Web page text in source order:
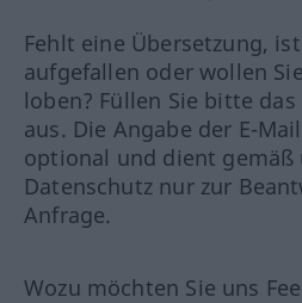
Fehlt eine Übersetzung,
aufgefallen oder wollen
loben? Füllen Sie bitte
aus. Die Angabe der E-
optional und dient gemäß
Datenschutz nur zur
Anfrage.
Wozu möchten Sie uns